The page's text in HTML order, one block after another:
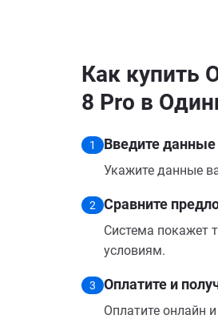
Как купить
8 Pro в
1 Введите данные
Укажите данные
2 Сравните
Система покажет
условиям.
3 Оплатите и
Оплатите онлайн